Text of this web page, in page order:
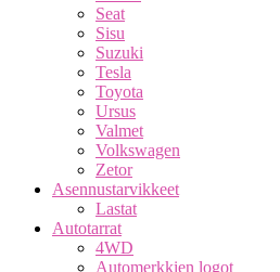
Seat
Sisu
Suzuki
Tesla
Toyota
Ursus
Valmet
Volkswagen
Zetor
Asennustarvikkeet
Lastat
Autotarrat
4WD
Automerkkien logot